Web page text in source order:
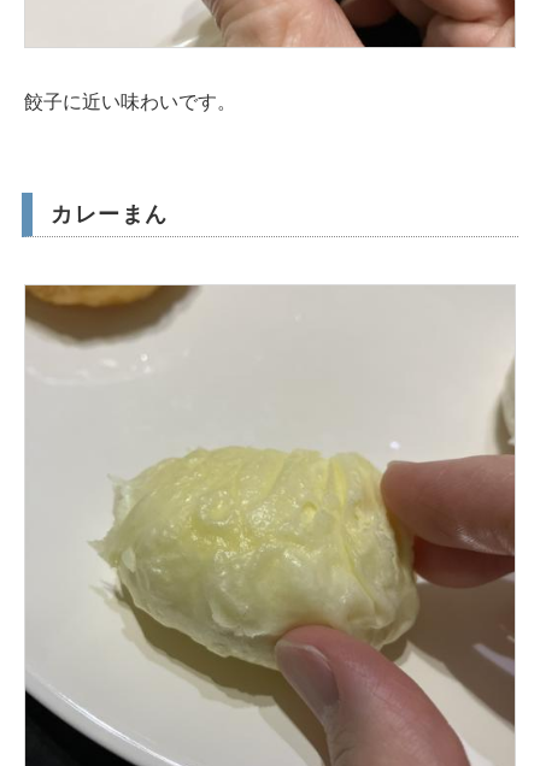
餃子に近い味わいです。
カレーまん